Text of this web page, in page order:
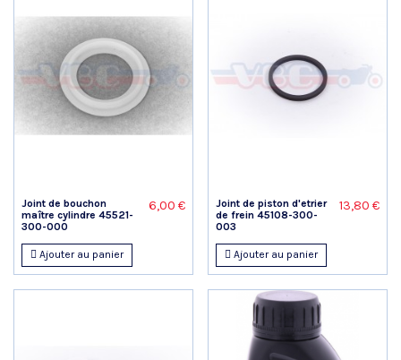
Joint de bouchon
maître cylindre 45521-
300-000
6,00 €
Ajouter au panier
Joint de piston d'etrier
de frein 45108-300-
003
13,80 €
Ajouter au panier